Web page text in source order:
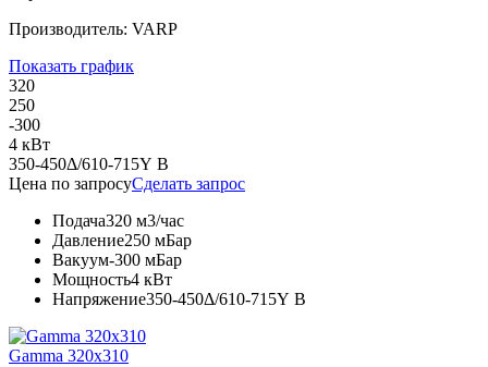
Производитель: VARP
Показать график
320
250
-300
4 кВт
350-450Δ/610-715Y В
Цена по запросуСделать запрос
Подача320 м3/час
Давление250 мБар
Вакуум-300 мБар
Мощность4 кВт
Напряжение350-450Δ/610-715Y В
Gamma 320x310